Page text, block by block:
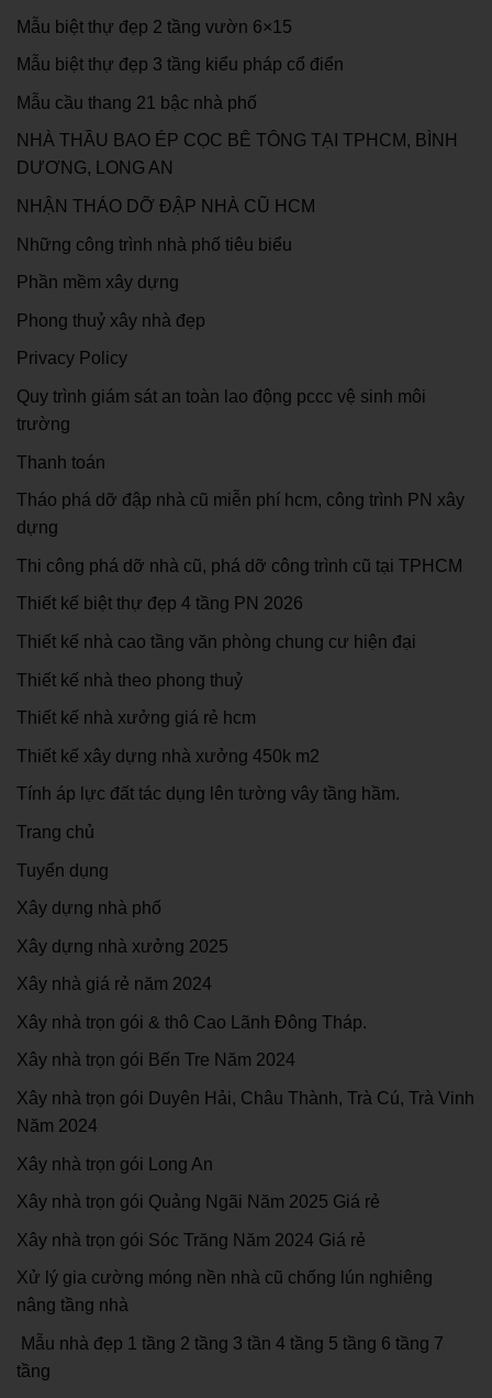
Mẫu biệt thự đẹp 2 tầng vườn 6×15
Mẫu biệt thự đẹp 3 tầng kiểu pháp cổ điển
Mẫu cầu thang 21 bậc nhà phố
NHÀ THẦU BAO ÉP CỌC BÊ TÔNG TẠI TPHCM, BÌNH
DƯƠNG, LONG AN
NHẬN THÁO DỠ ĐẬP NHÀ CŨ HCM
Những công trình nhà phố tiêu biểu
Phần mềm xây dựng
Phong thuỷ xây nhà đẹp
Privacy Policy
Quy trình giám sát an toàn lao động pccc vệ sinh môi
trường
Thanh toán
Tháo phá dỡ đập nhà cũ miễn phí hcm, công trình PN xây
dựng
Thi công phá dỡ nhà cũ, phá dỡ công trình cũ tại TPHCM
Thiết kế biệt thự đẹp 4 tầng PN 2026
Thiết kế nhà cao tầng văn phòng chung cư hiện đại
Thiết kế nhà theo phong thuỷ
Thiết kế nhà xưởng giá rẻ hcm
Thiết kế xây dựng nhà xưởng 450k m2
Tính áp lực đất tác dụng lên tường vây tầng hầm.
Trang chủ
Tuyển dụng
Xây dựng nhà phố
Xây dựng nhà xưởng 2025
Xây nhà giá rẻ năm 2024
Xây nhà trọn gói & thô Cao Lãnh Đông Tháp.
Xây nhà trọn gói Bến Tre Năm 2024
Xây nhà trọn gói Duyên Hải, Châu Thành, Trà Cú, Trà Vinh
Năm 2024
Xây nhà trọn gói Long An
Xây nhà trọn gói Quảng Ngãi Năm 2025 Giá rẻ
Xây nhà trọn gói Sóc Trăng Năm 2024 Giá rẻ
Xử lý gia cường móng nền nhà cũ chống lún nghiêng
nâng tầng nhà
Mẫu nhà đẹp 1 tầng 2 tầng 3 tần 4 tầng 5 tầng 6 tầng 7
tầng